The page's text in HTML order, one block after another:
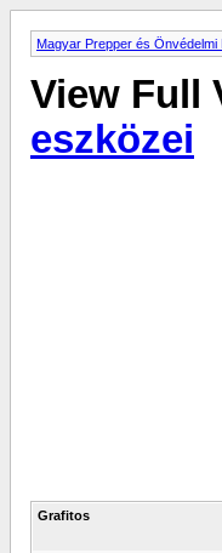
Magyar Prepper és Önvédelmi
View Full
eszközei
Grafitos